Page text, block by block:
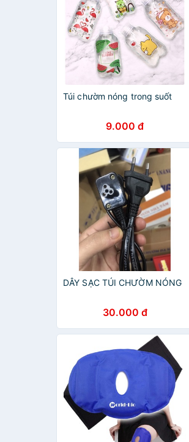
Túi chườm nóng trong suốt
9.000 đ
DÂY SẠC TÚI CHƯỜM NÓNG
30.000 đ